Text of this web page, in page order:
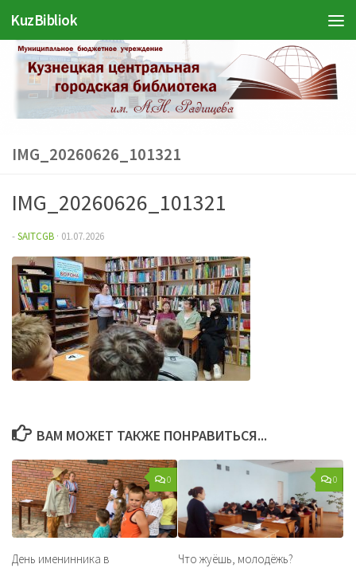
Перейти к содержимому
KuzBibliok
IMG_20260626_101321
IMG_20260626_101321
-SAITCGB · 01.07.2026
ВАМ МОЖЕТ ТАКЖЕ ПОНРАВИТЬСЯ...
0
День именинника в
0
Что жуёшь, молодёжь?